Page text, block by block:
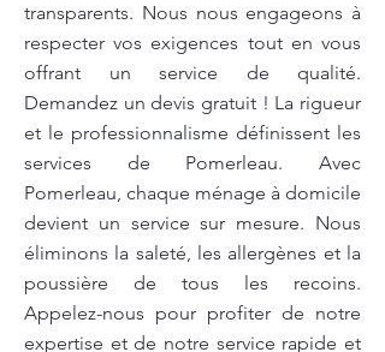
transparents. Nous nous engageons à
respecter vos exigences tout en vous
offrant un service de qualité.
Demandez un devis gratuit ! La rigueur
et le professionnalisme définissent les
services de Pomerleau. Avec
Pomerleau, chaque ménage à domicile
devient un service sur mesure. Nous
éliminons la saleté, les allergènes et la
poussière de tous les recoins.
Appelez-nous pour profiter de notre
expertise et de notre service rapide et